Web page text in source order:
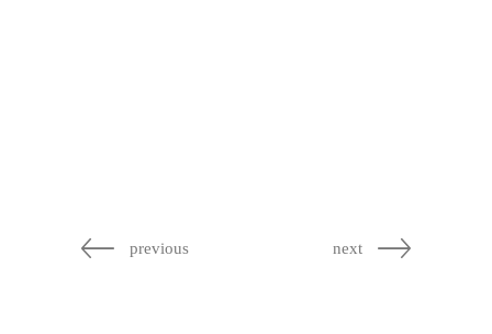
previous next